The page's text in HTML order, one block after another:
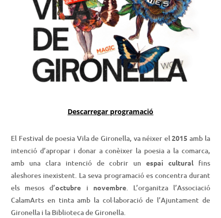
Descarregar programació
El Festival de poesia Vila de Gironella, va néixer el2015 amb la
intenció d’apropar i donar a conèixer la poesia a la comarca,
amb una clara intenció de cobrir un espai culturalfins
aleshores inexistent. La seva programació es concentra durant
els mesos d’octubre i novembre. L’organitza l’Associació
CalamArts en tinta amb la col·laboració de l’Ajuntament de
Gironella i la Biblioteca de Gironella.